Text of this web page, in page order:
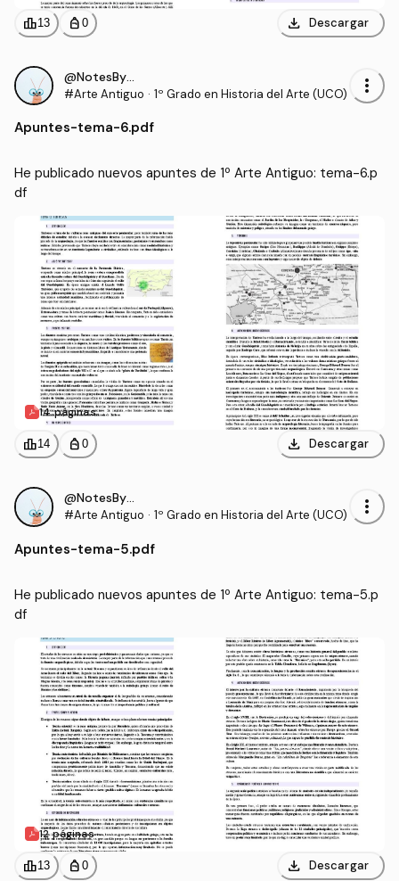
leaderboard13 personal_bag 0 download Descargar
@NotesByRS22
#Arte Antiguo · 1º Grado en Historia del Arte (UCO) more_vert
Apuntes-tema-6.pdf
He publicado nuevos apuntes de 1º Arte Antiguo: tema-6.p
df
14 páginas
leaderboard14 personal_bag 0 download Descargar
@NotesByRS22
#Arte Antiguo · 1º Grado en Historia del Arte (UCO) more_vert
Apuntes-tema-5.pdf
He publicado nuevos apuntes de 1º Arte Antiguo: tema-5.p
df
12 páginas
leaderboard13 personal_bag 0 download Descargar